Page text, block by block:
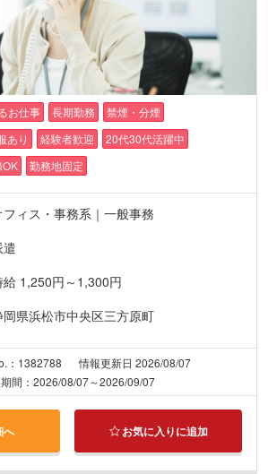
お仕事 長期勤務
禁煙・分煙
あり 経験者歓迎
20代30代活躍中
勤務地固定
フィス・事務系｜一般事務
遣
給 1,250円～1,300円
岡県浜松市中央区三方原町
：1382788
情報更新日 2026/08/07
間：2026/08/07～2026/09/07
へ お気に入りに追加